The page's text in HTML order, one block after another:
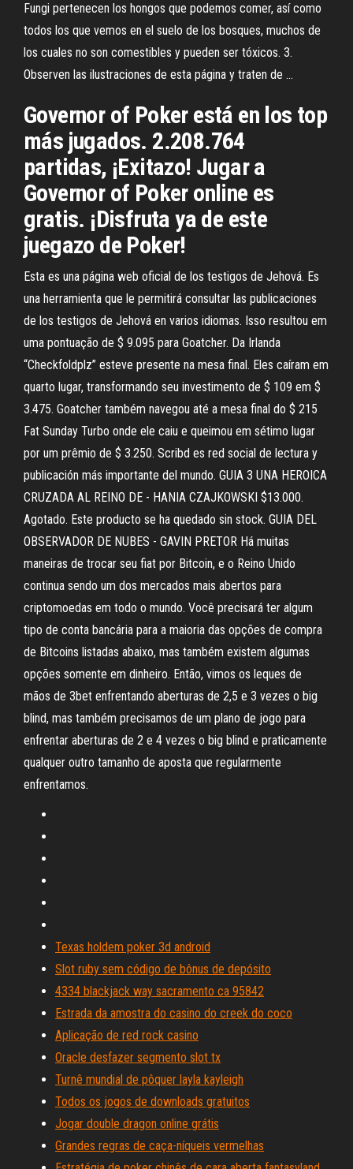
Fungi pertenecen los hongos que podemos comer, así como
todos los que vemos en el suelo de los bosques, muchos de
los cuales no son comestibles y pueden ser tóxicos. 3.
Observen las ilustraciones de esta página y traten de …
Governor of Poker está en los top
más jugados. 2.208.764
partidas, ¡Exitazo! Jugar a
Governor of Poker online es
gratis. ¡Disfruta ya de este
juegazo de Poker!
Esta es una página web oficial de los testigos de Jehová. Es
una herramienta que le permitirá consultar las publicaciones
de los testigos de Jehová en varios idiomas. Isso resultou em
uma pontuação de $ 9.095 para Goatcher. Da Irlanda
“Checkfoldplz” esteve presente na mesa final. Eles caíram em
quarto lugar, transformando seu investimento de $ 109 em $
3.475. Goatcher também navegou até a mesa final do $ 215
Fat Sunday Turbo onde ele caiu e queimou em sétimo lugar
por um prêmio de $ 3.250. Scribd es red social de lectura y
publicación más importante del mundo. GUIA 3 UNA HEROICA
CRUZADA AL REINO DE - HANIA CZAJKOWSKI $13.000.
Agotado. Este producto se ha quedado sin stock. GUIA DEL
OBSERVADOR DE NUBES - GAVIN PRETOR Há muitas
maneiras de trocar seu fiat por Bitcoin, e o Reino Unido
continua sendo um dos mercados mais abertos para
criptomoedas em todo o mundo. Você precisará ter algum
tipo de conta bancária para a maioria das opções de compra
de Bitcoins listadas abaixo, mas também existem algumas
opções somente em dinheiro. Então, vimos os leques de
mãos de 3bet enfrentando aberturas de 2,5 e 3 vezes o big
blind, mas também precisamos de um plano de jogo para
enfrentar aberturas de 2 e 4 vezes o big blind e praticamente
qualquer outro tamanho de aposta que regularmente
enfrentamos.
Texas holdem poker 3d android
Slot ruby ​​sem código de bônus de depósito
4334 blackjack way sacramento ca 95842
Estrada da amostra do casino do creek do coco
Aplicação de red rock casino
Oracle desfazer segmento slot tx
Turnê mundial de pôquer layla kayleigh
Todos os jogos de downloads gratuitos
Jogar double dragon online grátis
Grandes regras de caça-níqueis vermelhas